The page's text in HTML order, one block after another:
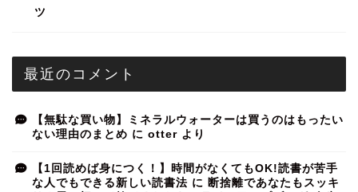
ツ
最近のコメント
【無駄な買い物】ミネラルウォーターは買うのはもったい
ない理由のまとめ に otter より
【1回読めば身につく！】時間がなくてもOK!読書が苦手
な人でもできる新しい読書法 に 断捨離であなたもスッキ